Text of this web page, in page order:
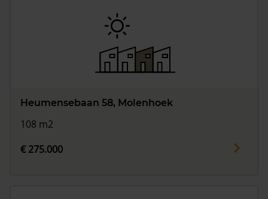
Heumensebaan 58, Molenhoek
108 m2
€ 275.000